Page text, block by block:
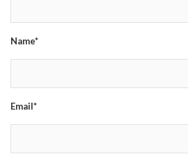
Name*
Email*